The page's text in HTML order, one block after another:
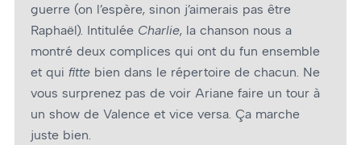
guerre (on l’espère, sinon j’aimerais pas être
Raphaël). Intitulée Charlie, la chanson nous a
montré deux complices qui ont du fun ensemble
et qui fitte bien dans le répertoire de chacun. Ne
vous surprenez pas de voir Ariane faire un tour à
un show de Valence et vice versa. Ça marche
juste bien.